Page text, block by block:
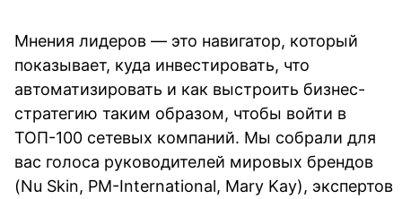
Мнения лидеров — это навигатор, который
показывает, куда инвестировать, что
автоматизировать и как выстроить бизнес-
стратегию таким образом, чтобы войти в
ТОП-100 сетевых компаний. Мы собрали для
вас голоса руководителей мировых брендов
(Nu Skin, PM-International, Mary Kay), экспертов